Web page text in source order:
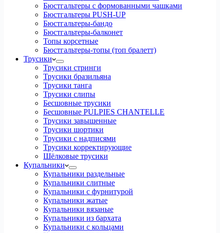
Бюстгальтеры с формованными чашками
Бюстгальтеры PUSH-UP
Бюстгальтеры-бандо
Бюстгальтеры-балконет
Топы корсетные
Бюстгальтеры-топы (топ бралетт)
Трусики
Трусики стринги
Трусики бразильяна
Трусики танга
Трусики слипы
Бесшовные трусики
Бесшовные PULPIES CHANTELLE
Трусики завышенные
Трусики шортики
Трусики с надписями
Трусики корректирующие
Шёлковые трусики
Купальники
Купальники раздельные
Купальники слитные
Купальники с фурнитурой
Купальники жатые
Купальники вязаные
Купальники из бархата
Купальники с кольцами